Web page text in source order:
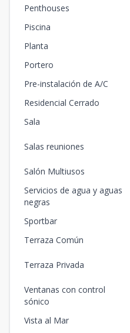
Penthouses
Piscina
Planta
Portero
Pre-instalación de A/C
Residencial Cerrado
Sala
Salas reuniones
Salón Multiusos
Servicios de agua y aguas
negras
Sportbar
Terraza Común
Terraza Privada
Ventanas con control
sónico
Vista al Mar